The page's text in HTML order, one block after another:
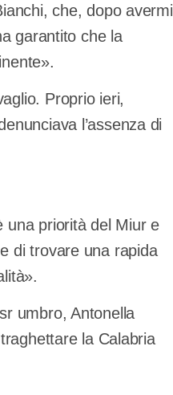
che, dopo avermi
garantito che la
Proprio ieri,
l’assenza di
una priorità del Miur e
di trovare una rapida
umbro, Antonella
la Calabria